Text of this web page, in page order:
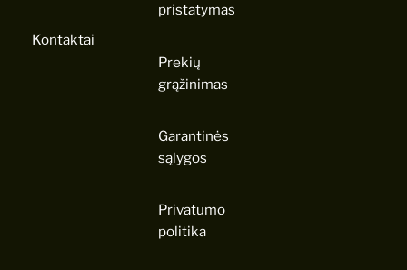
Kontaktai
pristatymas
Prekių
grąžinimas
Garantinės
sąlygos
Privatumo
politika